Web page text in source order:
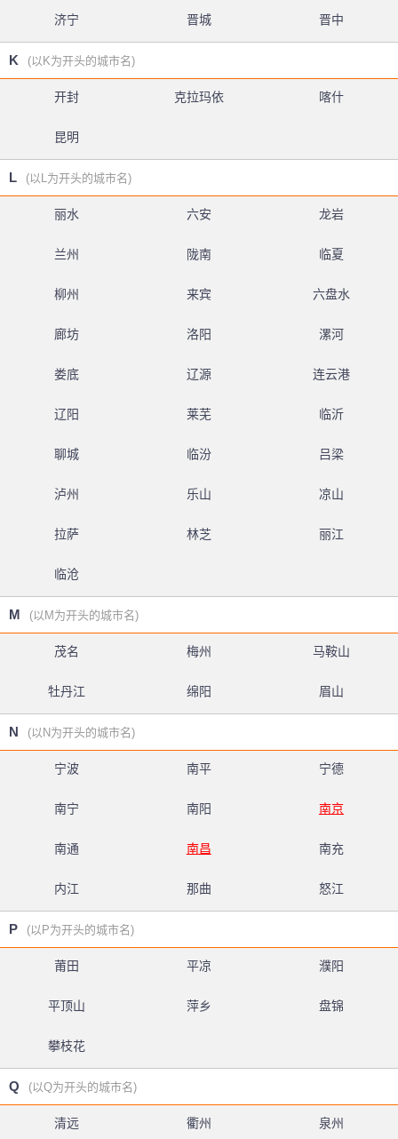
济宁 晋城 晋中
K (以K为开头的城市名)
开封 克拉玛依 喀什
昆明
L (以L为开头的城市名)
丽水 六安 龙岩
兰州 陇南 临夏
柳州 来宾 六盘水
廊坊 洛阳 漯河
娄底 辽源 连云港
辽阳 莱芜 临沂
聊城 临汾 吕梁
泸州 乐山 凉山
拉萨 林芝 丽江
临沧
M (以M为开头的城市名)
茂名 梅州 马鞍山
牡丹江 绵阳 眉山
N (以N为开头的城市名)
宁波 南平 宁德
南宁 南阳 南京
南通 南昌 南充
内江 那曲 怒江
P (以P为开头的城市名)
莆田 平凉 濮阳
平顶山 萍乡 盘锦
攀枝花
Q (以Q为开头的城市名)
清远 衢州 泉州